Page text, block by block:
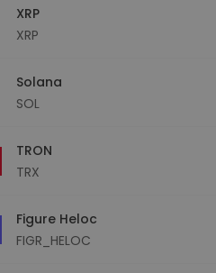
XRP
XRP
Solana
SOL
TRON
TRX
Figure Heloc
FIGR_HELOC